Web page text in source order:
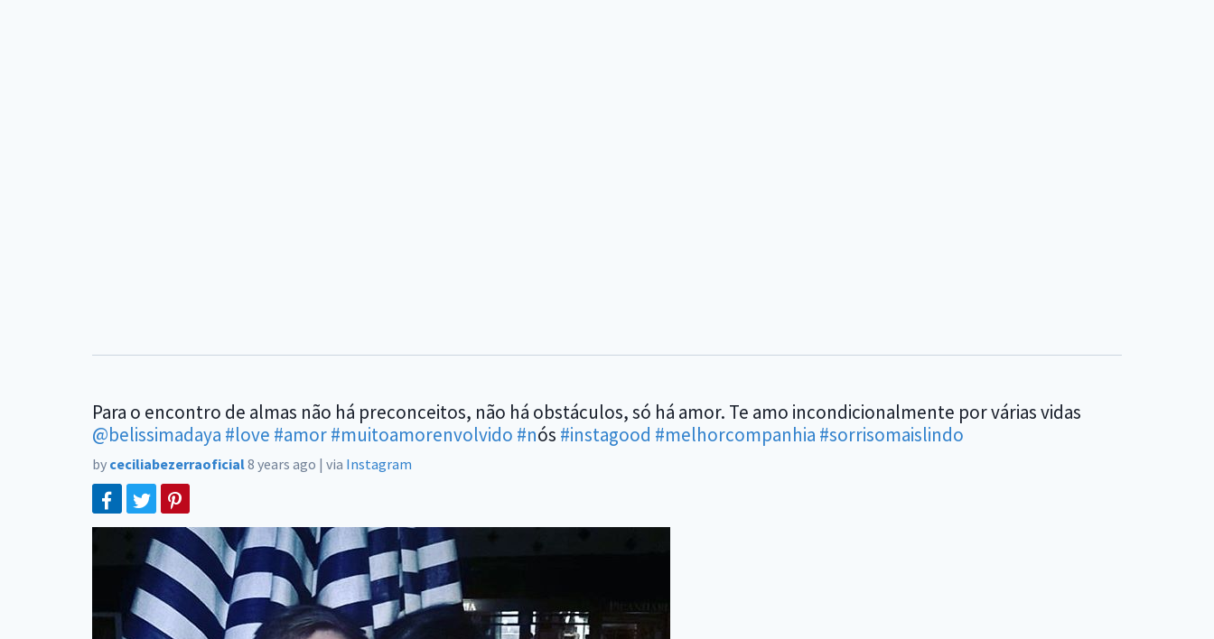
Para o encontro de almas não há preconceitos, não há obstáculos, só há amor. Te amo incondicionalmente por várias vidas
@belissimadaya #love #amor#muitoamorenvolvido #nós #instagood #melhorcompanhia #sorrisomaislindo
by ceciliabezerraoficial8 years ago | via Instagram